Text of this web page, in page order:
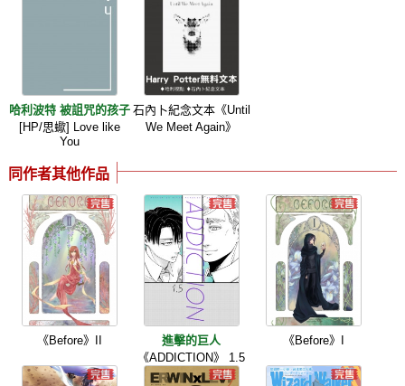
哈利波特 被詛咒的孩子
[HP/思蠍] Love like
You
石內卜紀念文本《Until
We Meet Again》
同作者其他作品
《Before》II
進擊的巨人
《ADDICTION》 1.5
《Before》I